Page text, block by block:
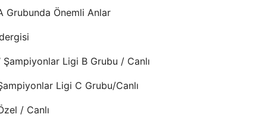
Grubunda Önemli Anlar
Ligi B Grubu / Canlı
Ligi C Grubu/Canlı
/ Canlı